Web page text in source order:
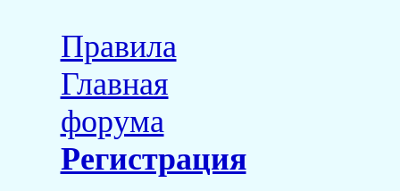
Правила
Главная
форума
Регистрация